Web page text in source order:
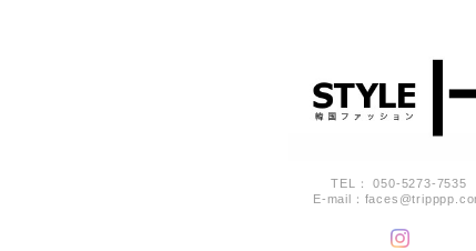
TEL： 050-5273-7535
E-mail：